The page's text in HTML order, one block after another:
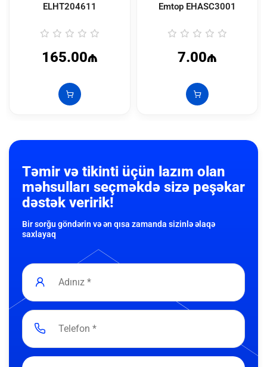
ELHT204611
165.00₼
Emtop EHASC3001
7.00₼
Təmir və tikinti üçün lazım olan
məhsulları seçməkdə sizə peşəkar
dəstək veririk!
Bir sorğu göndərin və ən qısa zamanda sizinlə əlaqə
saxlayaq